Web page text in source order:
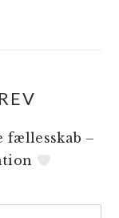
fællesskab –